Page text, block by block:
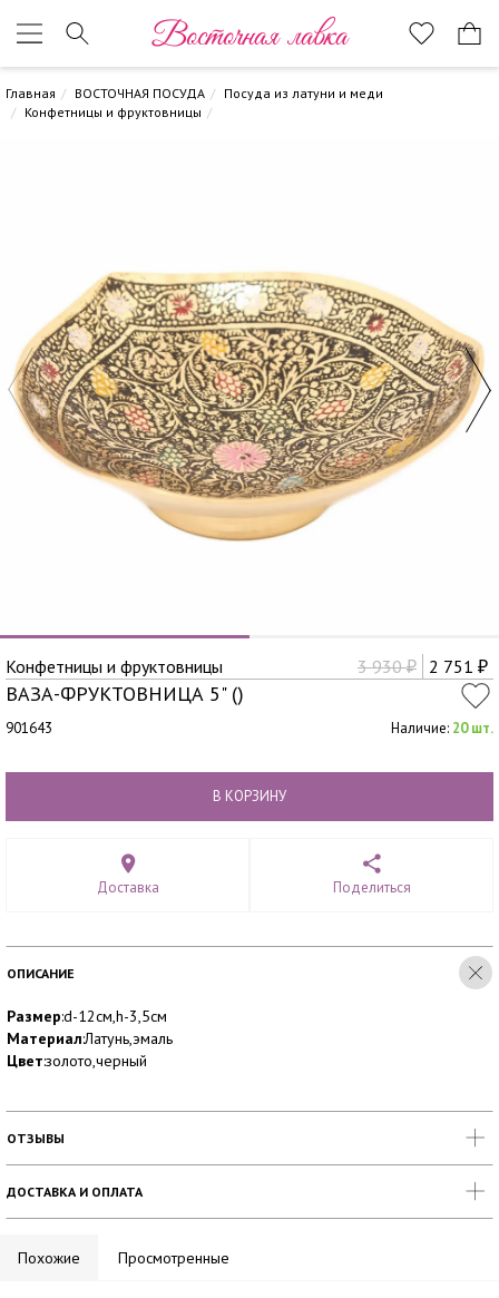
Восточная лавка
Главная ВОСТОЧНАЯ ПОСУДА
Посуда из латуни и меди
Конфетницы и фруктовницы
Конфетницы и фруктовницы 3 930₽ 2 751 ₽
ВАЗА-ФРУКТОВНИЦА 5" ()
901643 Наличие: 20 шт.
В КОРЗИНУ
Доставка Поделиться
ОПИСАНИЕ
Размер:d-12см,h-3,5см
Материал:Латунь,эмаль
Цвет:золото,черный
ОТЗЫВЫ
ДОСТАВКА И ОПЛАТА
Похожие Просмотренные